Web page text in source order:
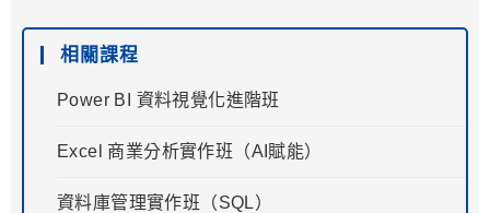
相關課程
Power BI 資料視覺化進階班
Excel 商業分析實作班（AI賦能）
資料庫管理實作班（SQL）